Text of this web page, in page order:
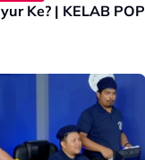
Ke? | KELAB POP